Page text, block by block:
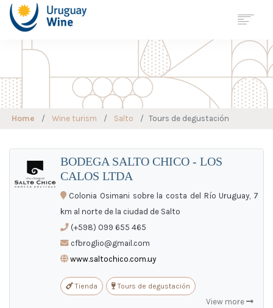
Wine Tourism
Map
URUGUAY
REGIONS
WINE CELLAR
WINE TOURISM
SUSTAINABLEVITICULTURE
/ PT
Home Wine turism Salto Tours de degustación
BODEGA SALTO CHICO - LOS
CALOS LTDA
Colonia Osimani sobre la costa del Río Uruguay, 7
km al norte de la ciudad de Salto
(+598) 099 655 465
cfbroglio@gmail.com
www.saltochico.com.uy
Tienda Tours de degustación
View more